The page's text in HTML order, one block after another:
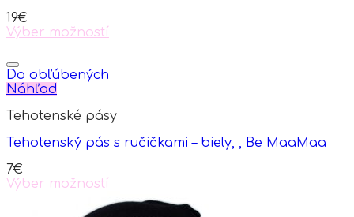
19€
Výber možností
product
has
multiple
The
may
chosen
on
Do obľúbených
Náhľad
Tehotenské pásy
Tehotenský pás s ručičkami – biely, , Be MaaMaa
7€
Výber možností